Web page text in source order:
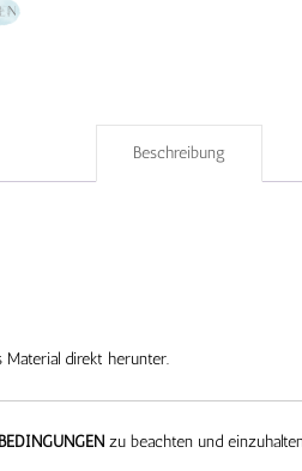
Beschreibung
direkt herunter.
zu beachten und